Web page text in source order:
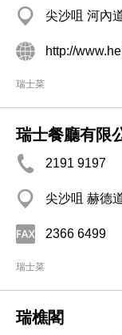
尖沙咀 河內
http://
瑞士菜
瑞士餐廳有限
2191 9197
尖沙咀 赫德
2366 6499
瑞士菜
瑞樵閣